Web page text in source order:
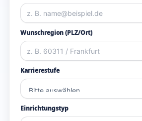
Wunschregion (PLZ/Ort)
Karrierestufe
Einrichtungstyp